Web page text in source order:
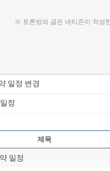
※ 토론방의 글은 네티즌이 작성
일정 변경
정
제목
일정